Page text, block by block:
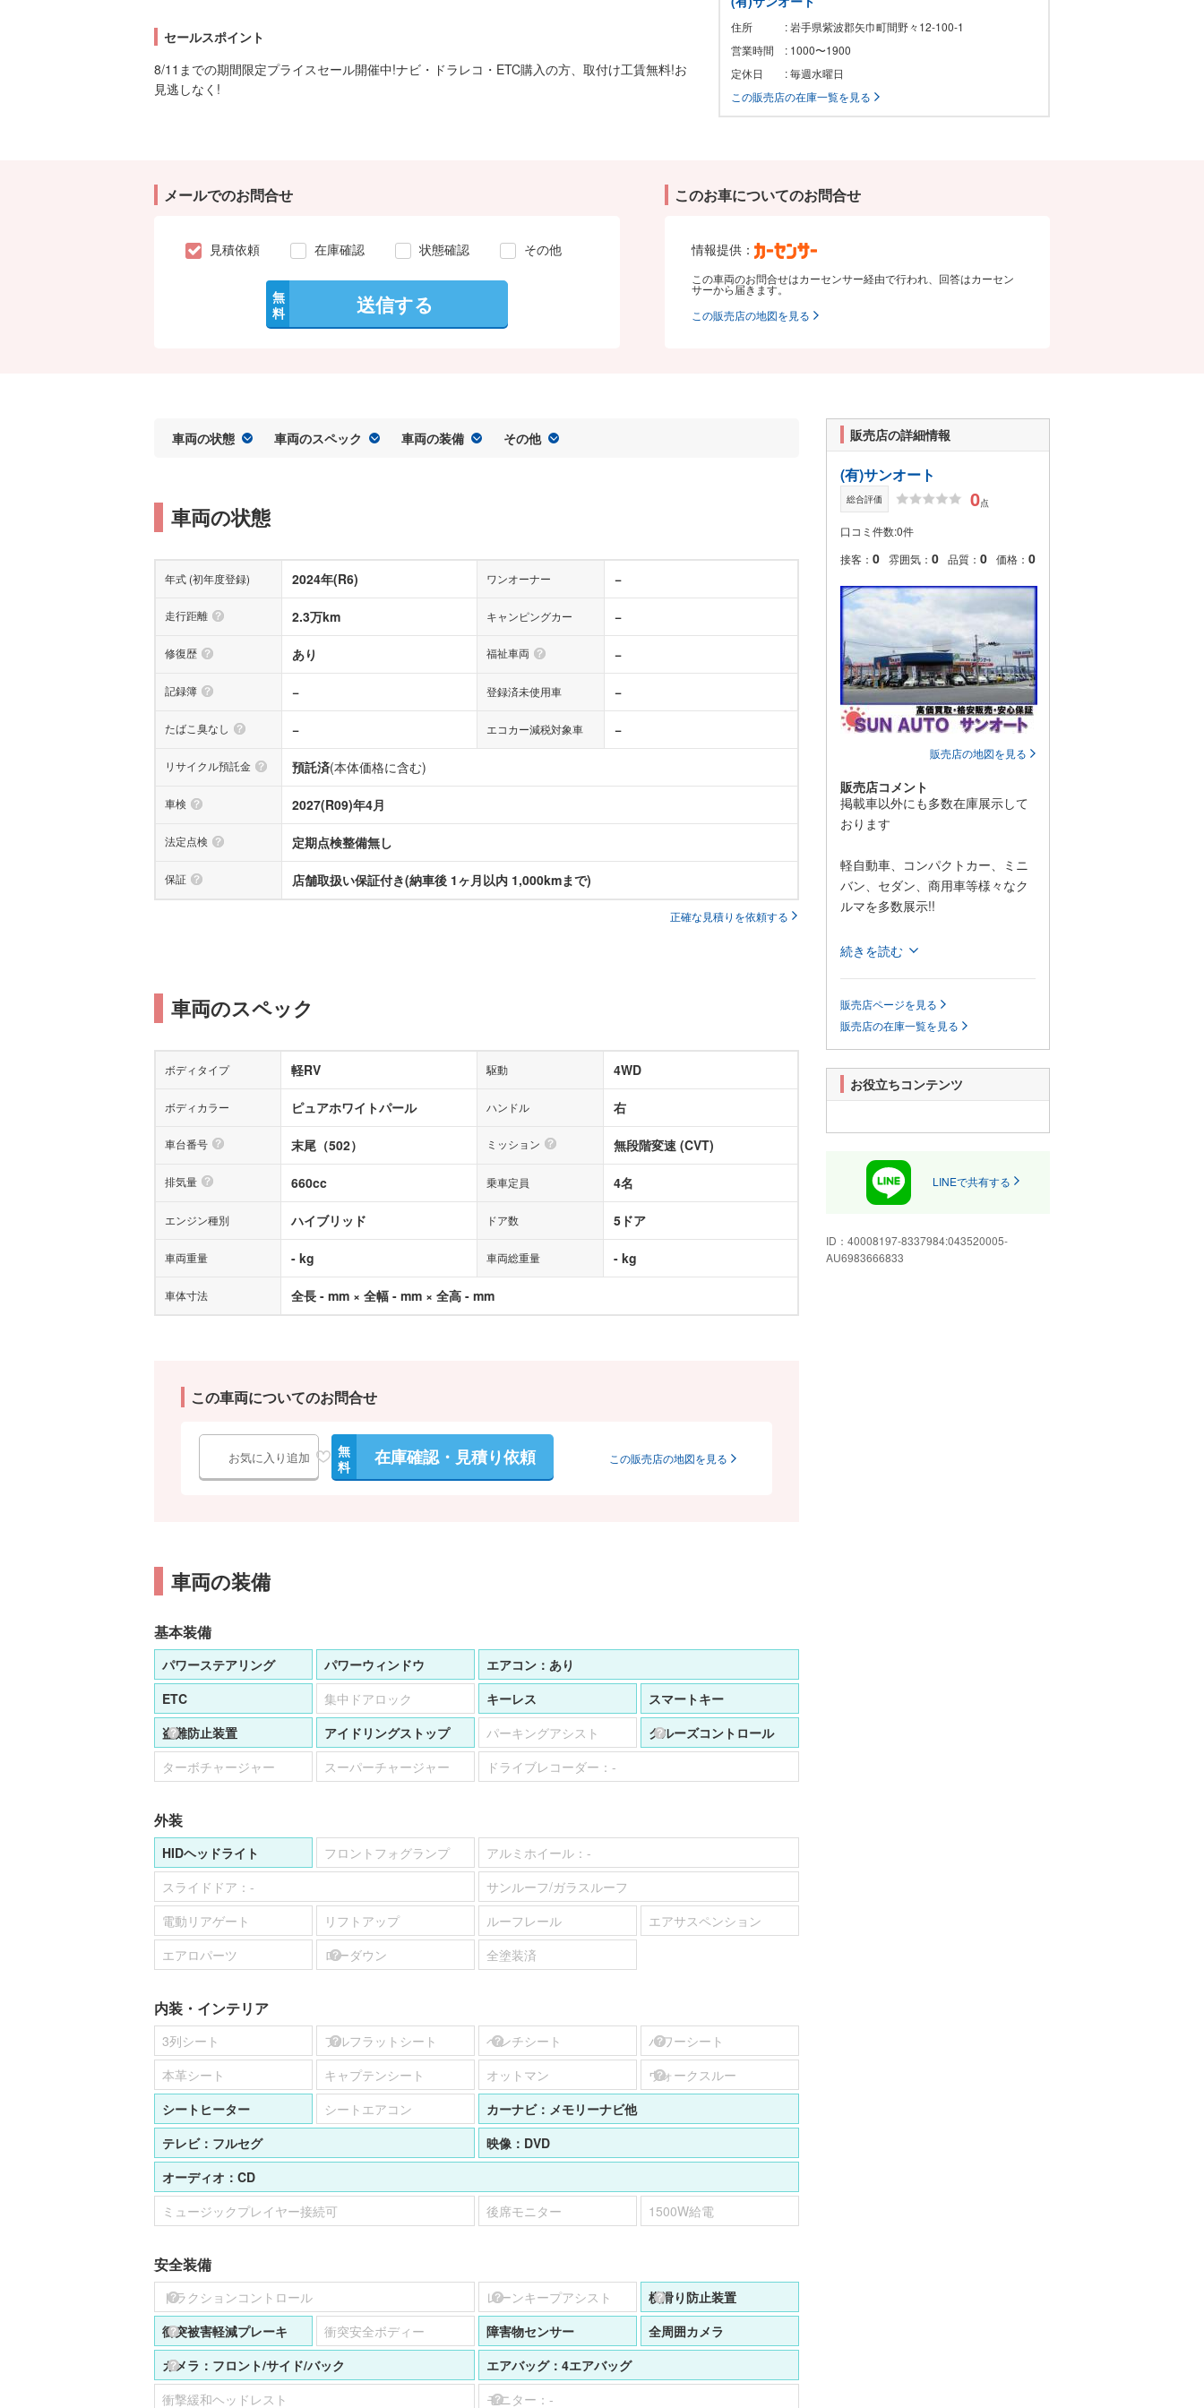
セールスポイント
8/11までの期間限定プライスセール開催中!ナビ・ドラレコ・ETC購入の方、取付け工賃無料!お
見逃しなく!
住所
: 岩手県紫波郡矢巾町間野々12-100-1
営業時間
: 1000〜1900
定休日
: 毎週水曜日
この販売店の在庫一覧を見る
メールでのお問合せ
見積依頼 在庫確認 状態確認 その他
無
料
送信する
このお車についてのお問合せ
情報提供：
この車両のお問合せはカーセンサー経由で行われ、回答はカーセン
サーから届きます。
この販売店の地図を見る
車両の状態 車両のスペック 車両の装備 その他
車両の状態
年式 (初年度登録) 2024年(R6) ワンオーナー −
走行距離 2.3万km キャンピングカー −
修復歴 あり 福祉車両 −
記録簿 − 登録済未使用車 −
たばこ臭なし − エコカー減税対象車 −
リサイクル預託金 預託済(本体価格に含む)
車検 2027(R09)年4月
法定点検 定期点検整備無し
保証 店舗取扱い保証付き(納車後 1ヶ月以内 1,000kmまで)
正確な見積りを依頼する
車両のスペック
ボディタイプ 軽RV 駆動 4WD
ボディカラー ピュアホワイトパール ハンドル 右
車台番号 末尾（502） ミッション 無段階変速 (CVT)
排気量 660cc 乗車定員 4名
エンジン種別 ハイブリッド ドア数 5ドア
車両重量 - kg 車両総重量 - kg
車体寸法 全長 - mm × 全幅 - mm × 全高 - mm
この車両についてのお問合せ
お気に入り追加
無
料
在庫確認・見積り依頼 この販売店の地図を見る
車両の装備
基本装備
パワーステアリング パワーウィンドウ エアコン： あり
ETC
集中ドアロック キーレス
スマートキー
盗難防止装置
アイドリングストップ パーキングアシスト
クルーズコントロール
ターボチャージャー
スーパーチャージャー ドライブレコーダー： -
外装
HIDヘッドライト フロントフォグランプ アルミホイール： -
スライドドア： -
サンルーフ/ガラスルーフ
電動リアゲート
リフトアップ ルーフレール
エアサスペンション
エアロパーツ
ローダウン 全塗装済
内装・インテリア
3列シート フルフラットシート ベンチシート
パワーシート
本革シート
キャプテンシート オットマン
ウォークスルー
シートヒーター
シートエアコン カーナビ： メモリーナビ他
テレビ： フルセグ 映像： DVD
オーディオ： CD
ミュージックプレイヤー接続可
後席モニター 1500W給電
安全装備
トラクションコントロール レーンキープアシスト
横滑り防止装置
衝突被害軽減プレーキ
衝突安全ボディー 障害物センサー
全周囲カメラ
カメラ： フロント サイド バック エアバッグ： 4エアバッグ
衝撃緩和ヘッドレスト
モニター： -
販売店の詳細情報
(有)サンオート
総合評価 0点
口コミ件数:0件
接客： 0 雰囲気： 0 品質： 0 価格： 0
販売店の地図を見る
販売店コメント
掲載車以外にも多数在庫展示して
おります
軽自動車、コンパクトカー、ミニ
バン、セダン、商用車等様々なク
ルマを多数展示!!
当店では格安の軽自動車を多数展
おります!
また、当店は安いだけじゃござい
ません!自社認証整備工場も完備し
ており、お客様がご心配なされて
いるアフターフォローもきっと満
展示場に無い車輌でも、お客様の
クションよりお探ししご提供いた
します。
皆様のご来店を心よりお待ちして
おります!
続きを読む
販売店ページを見る
販売店の在庫一覧を見る
お役立ちコンテンツ
LINEで共有する
ID： 40008197-8337984:043520005-
AU6983666833